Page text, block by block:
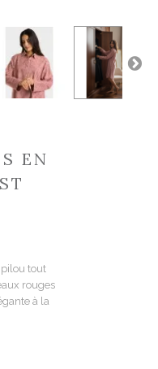
EN
tout
rouges
à la